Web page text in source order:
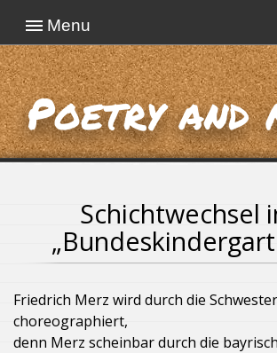
Menu
Poetry and
Schichtwechsel
Friedrich Merz wird durch die
choreographiert,
denn Merz scheinbar durch die